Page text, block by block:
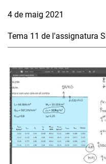
4 de maig 2021
Tema 11 de l'assignatura